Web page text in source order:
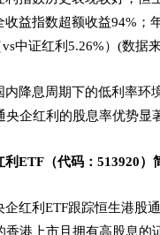
收益指数超额收益94%；
中证红利5.26%）(数据
内降息周期下的低利率环
央企红利的股息率优势显
利ETF （代码：513920）
企红利ETF跟踪恒生港股
香港上市且拥有高股息